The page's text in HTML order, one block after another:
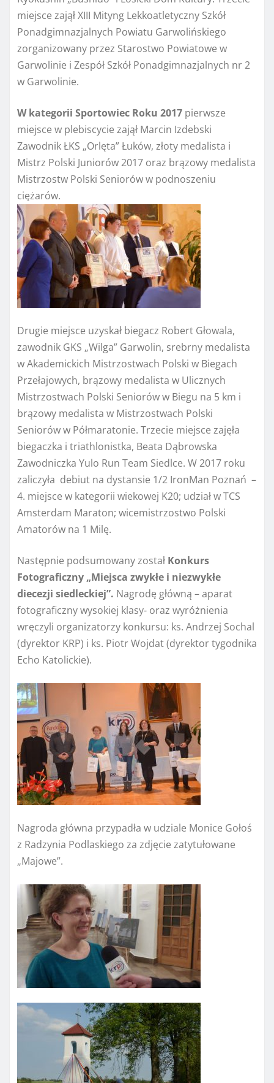
miejsce zajął XIII Mityng Lekkoatletyczny Szkół
Ponadgimnazjalnych Powiatu Garwolińskiego
zorganizowany przez Starostwo Powiatowe w
Garwolinie i Zespół Szkół Ponadgimnazjalnych nr 2
w Garwolinie.
W kategorii Sportowiec Roku 2017 pierwsze
miejsce w plebiscycie zajął Marcin Izdebski
Zawodnik ŁKS „Orlęta” Łuków, złoty medalista i
Mistrz Polski Juniorów 2017 oraz brązowy medalista
Mistrzostw Polski Seniorów w podnoszeniu
ciężarów.
Drugie miejsce uzyskał biegacz Robert Głowala,
zawodnik GKS „Wilga” Garwolin, srebrny medalista
w Akademickich Mistrzostwach Polski w Biegach
Przełajowych, brązowy medalista w Ulicznych
Mistrzostwach Polski Seniorów w Biegu na 5 km i
brązowy medalista w Mistrzostwach Polski
Seniorów w Półmaratonie. Trzecie miejsce zajęła
biegaczka i triathlonistka, Beata Dąbrowska
Zawodniczka Yulo Run Team Siedlce. W 2017 roku
zaliczyła debiut na dystansie 1/2 IronMan Poznań –
4. miejsce w kategorii wiekowej K20; udział w TCS
Amsterdam Maraton; wicemistrzostwo Polski
Amatorów na 1 Milę.
Następnie podsumowany został Konkurs
Fotograficzny „Miejsca zwykłe i niezwykłe
diecezji siedleckiej”. Nagrodę główną – aparat
fotograficzny wysokiej klasy- oraz wyróżnienia
wręczyli organizatorzy konkursu: ks. Andrzej Sochal
(dyrektor KRP) i ks. Piotr Wojdat (dyrektor tygodnika
Echo Katolickie).
Nagroda główna przypadła w udziale Monice Gołoś
z Radzynia Podlaskiego za zdjęcie zatytułowane
„Majowe”.